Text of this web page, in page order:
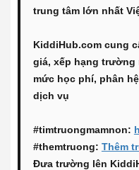
trung tâm lớn nhất
KiddiHub.com cung
giá, xếp hạng trường
mức học phí, phân
dịch vụ
#timtruongmamnon:
#themtruong: Thêm
Đưa trường lên